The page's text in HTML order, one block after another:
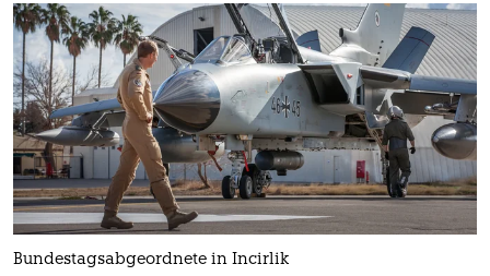
Bundestagsabgeordnete in Incirlik